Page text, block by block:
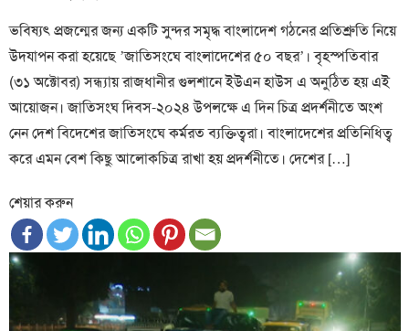
ভবিষ্যৎ প্রজন্মের জন্য একটি সুন্দর সমৃদ্ধ বাংলাদেশ গঠনের প্রতিশ্রুতি নিয়ে
উদযাপন করা হয়েছে ’জাতিসংঘে বাংলাদেশের ৫০ বছর’। বৃহস্পতিবার
(৩১ অক্টোবর) সন্ধ্যায় রাজধানীর গুলশানে ইউএন হাউস এ অনুঠিত হয় এই
আয়োজন। জাতিসংঘ দিবস-২০২৪ উপলক্ষে এ দিন চিত্র প্রদর্শনীতে অংশ
নেন দেশ বিদেশের জাতিসংঘে কর্মরত ব্যক্তিত্বরা। বাংলাদেশের প্রতিনিধিত্ব
করে এমন বেশ কিছু আলোকচিত্র রাখা হয় প্রদর্শনীতে। দেশের […]
শেয়ার করুন